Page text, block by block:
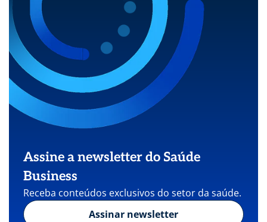
Assine a newsletter do Saúde
Business
Receba conteúdos exclusivos do setor da saúde.
Assinar newsletter